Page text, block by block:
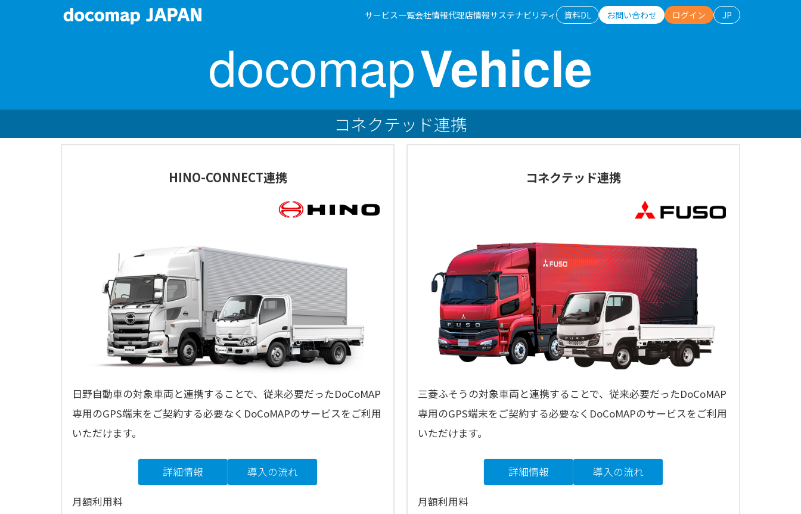
サービス一覧会社情報代理店情報サステナビリティ 資料DL お問い合わせ ログイン JP
docomapVehicle
コネクテッド連携
HINO-CONNECT連携
日野自動車の対象車両と連携することで、従来必要だったDoCoMAP
専用のGPS端末をご契約する必要なくDoCoMAPのサービスをご利用
いただけます。
詳細情報 導入の流れ
月額利用料
コネクテッド連携
三菱ふそうの対象車両と連携することで、従来必要だったDoCoMAP
専用のGPS端末をご契約する必要なくDoCoMAPのサービスをご利用
いただけます。
詳細情報 導入の流れ
月額利用料